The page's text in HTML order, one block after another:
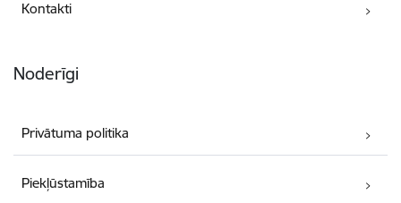
Kontakti
Noderīgi
Privātuma politika
Piekļūstamība